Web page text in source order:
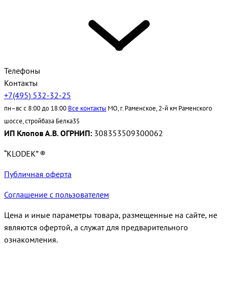
Телефоны
Контакты
+7(495) 532-32-25
пн–вс с 8:00 до 18:00 Все контакты МО, г. Раменское, 2-й км Раменского
шоссе, стройбаза Белка35
ИП Клопов А.В. ОГРНИП: 308353509300062
“KLODEK” ®
Публичная оферта
Соглашение с пользователем
Цена и иные параметры товара, размещенные на сайте, не
являются офертой, а служат для предварительного
ознакомления.